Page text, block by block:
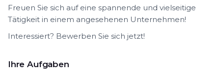
Freuen Sie sich auf eine spannende und vielseitige
Tätigkeit in einem angesehenen Unternehmen!
Interessiert? Bewerben Sie sich jetzt!
Ihre Aufgaben